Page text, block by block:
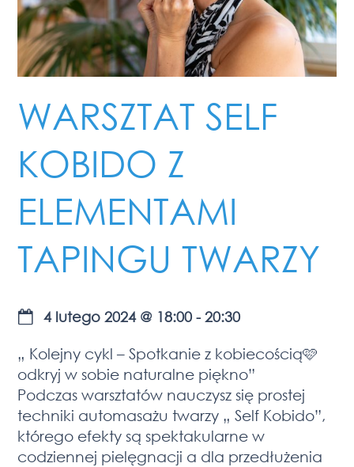
WARSZTAT SELF
KOBIDO Z
ELEMENTAMI
TAPINGU TWARZY
4 lutego 2024 @ 18:00 -20:30
„ Kolejny cykl – Spotkanie z kobiecością🩷
odkryj w sobie naturalne piękno”
Podczas warsztatów nauczysz się prostej
techniki automasażu twarzy „ Self Kobido”,
którego efekty są spektakularne w
codziennej pielęgnacji a dla przedłużenia